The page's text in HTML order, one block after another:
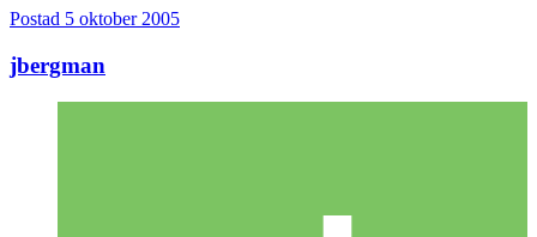
Postad 5 oktober 2005
jbergman